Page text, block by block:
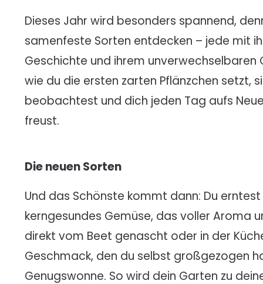
Dieses Jahr wird besonders spannend,
samenfeste Sorten entdecken – jede mit
Geschichte und ihrem unverwechselbaren
wie du die ersten zarten Pflänzchen setzt,
beobachtest und dich jeden Tag aufs
freust.
Die neuen Sorten
Und das Schönste kommt dann: Du
kerngesundes Gemüse, das voller Aroma
direkt vom Beet genascht oder in der
Geschmack, den du selbst großgezogen
Genugswonne. So wird dein Garten zu